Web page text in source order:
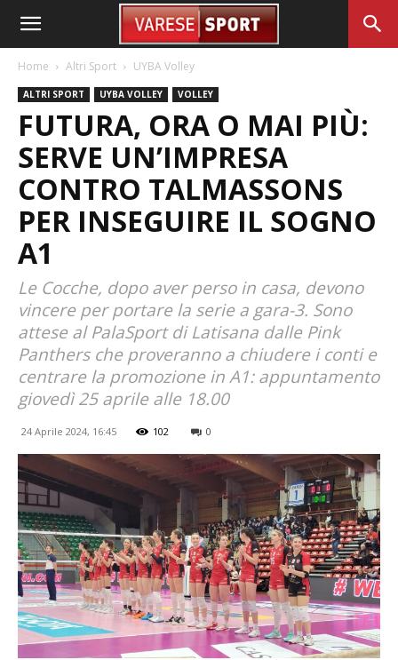
Home Altri Sport UYBA Volley
ALTRI SPORT UYBA VOLLEY VOLLEY
FUTURA, ORA O MAI PIÙ:
SERVE UN’IMPRESA
CONTRO TALMASSONS
PER INSEGUIRE IL SOGNO
A1
Le Cocche, dopo aver perso in casa, devono
vincere per portare la serie a gara-3. Sono
attese al PalaSport di Latisana dalle Pink
Panthers che proveranno a chiudere i conti e
centrare la promozione in A1: appuntamento
giovedì 25 aprile alle 18.00
24 Aprile 2024, 16:45 102 0